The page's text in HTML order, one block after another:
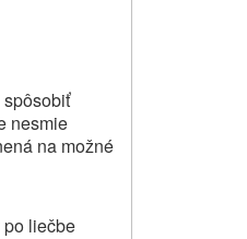
nesmie
na možné
po liečbe